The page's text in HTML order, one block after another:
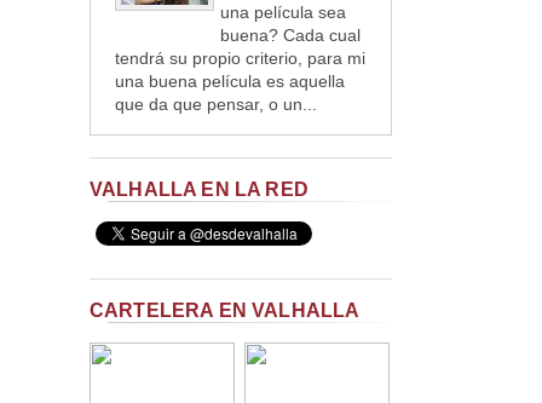
una película sea
buena? Cada cual
tendrá su propio criterio, para mi
una buena película es aquella
que da que pensar, o un...
VALHALLA EN LA RED
CARTELERA EN VALHALLA